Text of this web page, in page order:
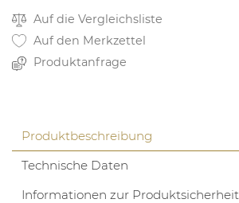
Auf die Vergleichsliste
Auf den Merkzettel
Produktanfrage
Produktbeschreibung
Technische Daten
Informationen zur Produktsicherheit